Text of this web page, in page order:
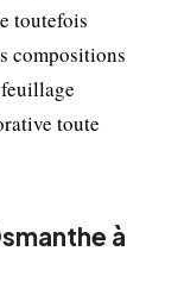
toutefois
compositions
toute
à